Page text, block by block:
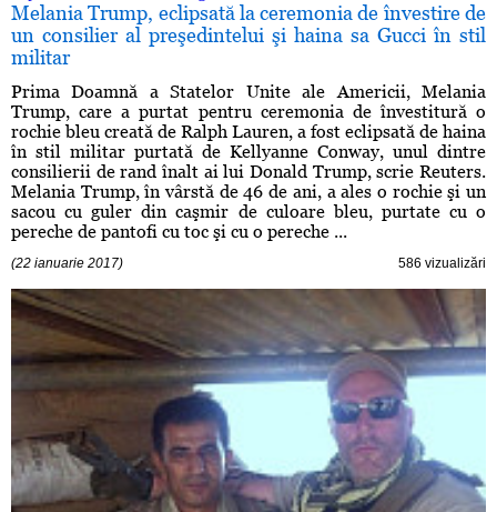
Melania Trump, eclipsată la ceremonia de învestire de
un consilier al preşedintelui şi haina sa Gucci în stil
militar
Prima Doamnă a Statelor Unite ale Americii, Melania
Trump, care a purtat pentru ceremonia de învestitură o
rochie bleu creată de Ralph Lauren, a fost eclipsată de haina
în stil militar purtată de Kellyanne Conway, unul dintre
consilierii de rand înalt ai lui Donald Trump, scrie Reuters.
Melania Trump, în vârstă de 46 de ani, a ales o rochie şi un
sacou cu guler din caşmir de culoare bleu, purtate cu o
pereche de pantofi cu toc şi cu o pereche ...
(22 ianuarie 2017) 586 vizualizări